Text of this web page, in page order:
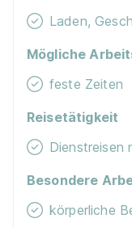
Laden,
Mögliche
feste Zeiten
Reisetätigkeit
Dienstreisen
Besondere
körperliche